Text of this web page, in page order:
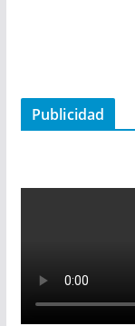
Publicidad